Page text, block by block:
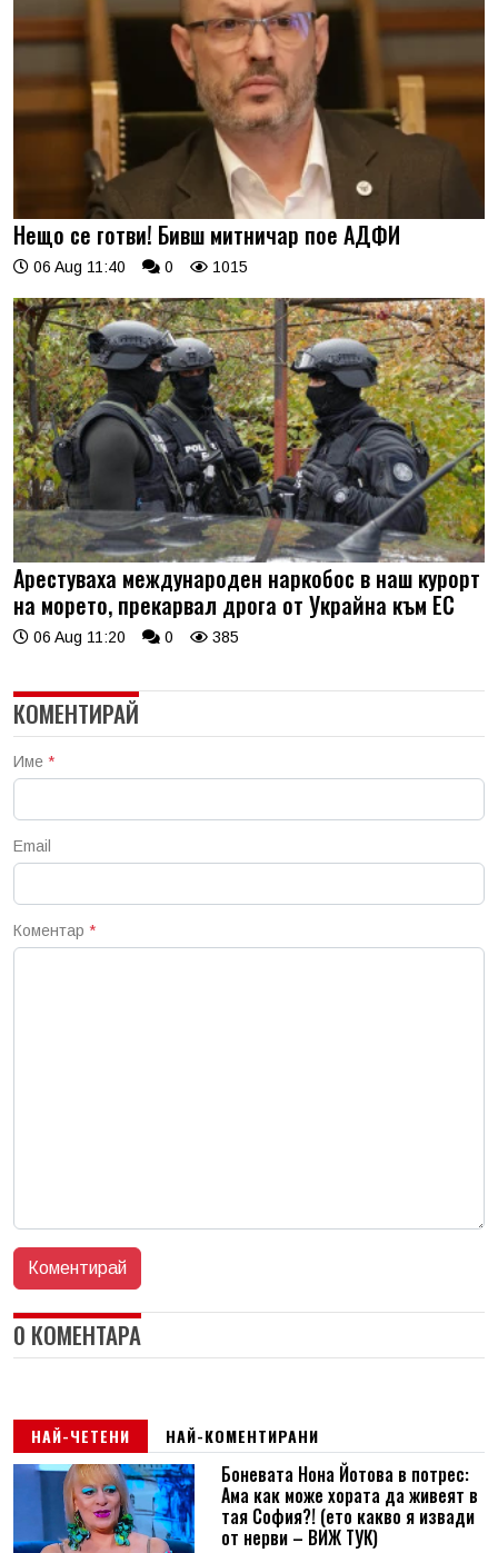
Нещо се готви! Бивш митничар пое АДФИ
06 Aug 11:40 0 1015
Арестуваха международен наркобос в наш курорт
на морето, прекарвал дрога от Украйна към ЕС
06 Aug 11:20 0 385
КОМЕНТИРАЙ
Име *
Email
Коментар *
0 КОМЕНТАРА
НАЙ-ЧЕТЕНИ НАЙ-КОМЕНТИРАНИ
Боневата Нона Йотова в потрес:
Ама как може хората да живеят в
тая София?! (ето какво я извади
от нерви – ВИЖ ТУК)